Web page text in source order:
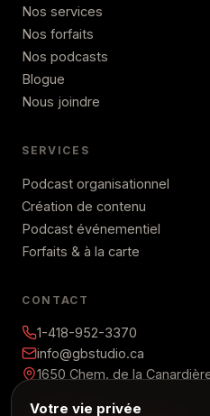
Nos services
Nos forfaits
Nos podcasts
Blogue
Nous joindre
SERVICES
Podcast organisationnel
Création de contenu
Podcast événementiel
Forfaits & à la carte
CONTACT
1-418-952-3370
info@gbstudio.ca
1650 Chem. de la
Votre vie privée